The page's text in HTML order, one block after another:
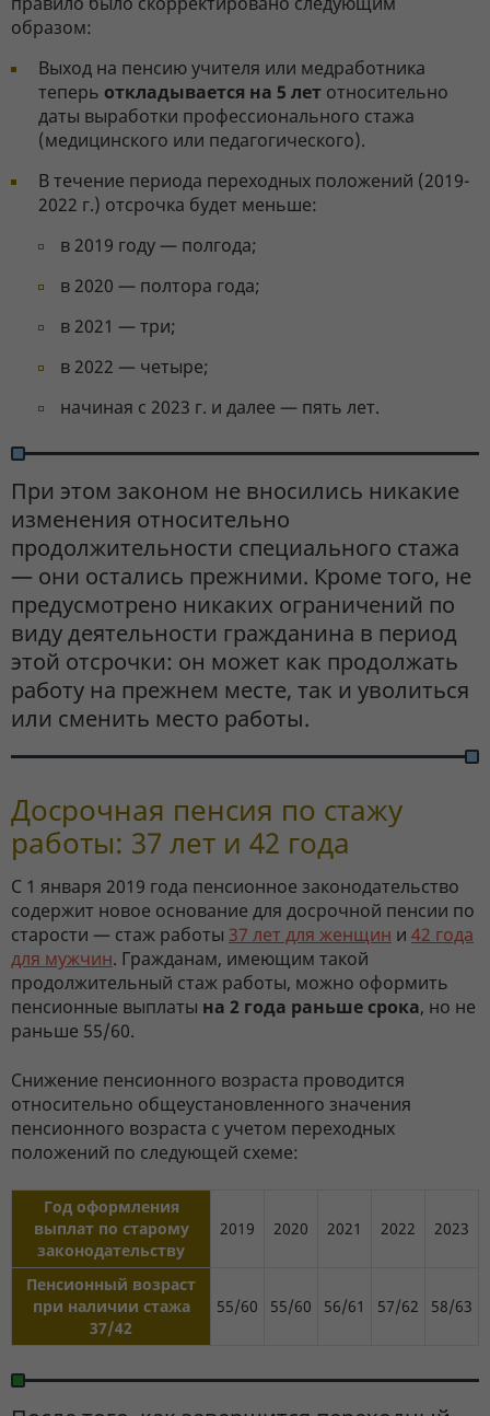
образом:
Выход на пенсию учителя или медработника
теперь откладывается на 5 лет относительно
даты выработки профессионального стажа
(медицинского или педагогического).
В течение периода переходных положений (2019-
2022 г.) отсрочка будет меньше:
в 2019 году — полгода;
в 2020 — полтора года;
в 2021 — три;
в 2022 — четыре;
начиная с 2023 г. и далее — пять лет.
При этом законом не вносились никакие
изменения относительно
продолжительности специального стажа
— они остались прежними. Кроме того, не
предусмотрено никаких ограничений по
виду деятельности гражданина в период
этой отсрочки: он может как продолжать
работу на прежнем месте, так и уволиться
или сменить место работы.
Досрочная пенсия по стажу
работы: 37 лет и 42 года
С 1 января 2019 года пенсионное законодательство
содержит новое основание для досрочной пенсии по
старости — стаж работы 37 лет для женщин и 42 года
для мужчин. Гражданам, имеющим такой
продолжительный стаж работы, можно оформить
пенсионные выплаты на 2 года раньше срока, но не
раньше 55/60.
Снижение пенсионного возраста проводится
относительно общеустановленного значения
пенсионного возраста с учетом переходных
положений по следующей схеме:
Год оформления
выплат по старому
законодательству
2019 2020 2021 2022 2023
Пенсионный возраст
при наличии стажа
37/42
55/60 55/60 56/61 57/62 58/63